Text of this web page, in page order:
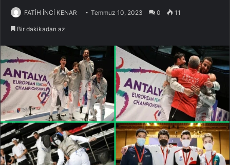
FATİH İNCİ KENAR Temmuz 10, 2023 0 11
Bir dakikadan az